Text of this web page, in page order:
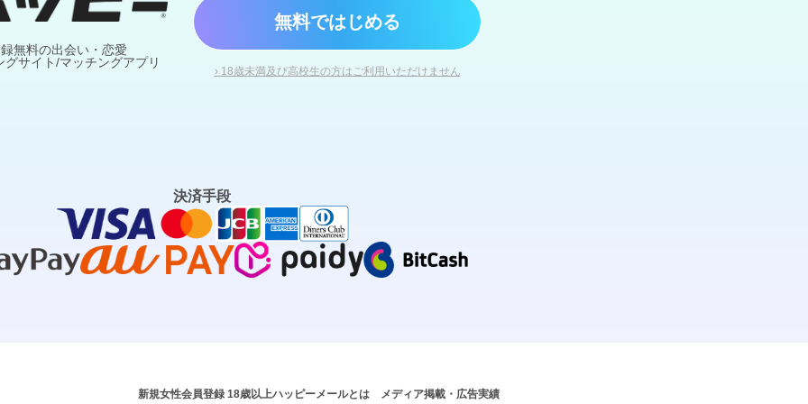
無料の出会い・恋愛
グサイト/マッチングアプリ
無料ではじめる
› 18歳未満及び高校生の方はご利用いただけません
決済手段
新規女性会員登録 18歳以上ハッピーメールとは メディア掲載・広告実績